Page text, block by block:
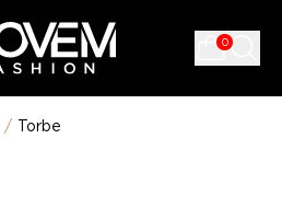
0
/ Torbe